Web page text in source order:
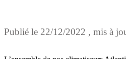
Publié le 22/12/2022 , mis à